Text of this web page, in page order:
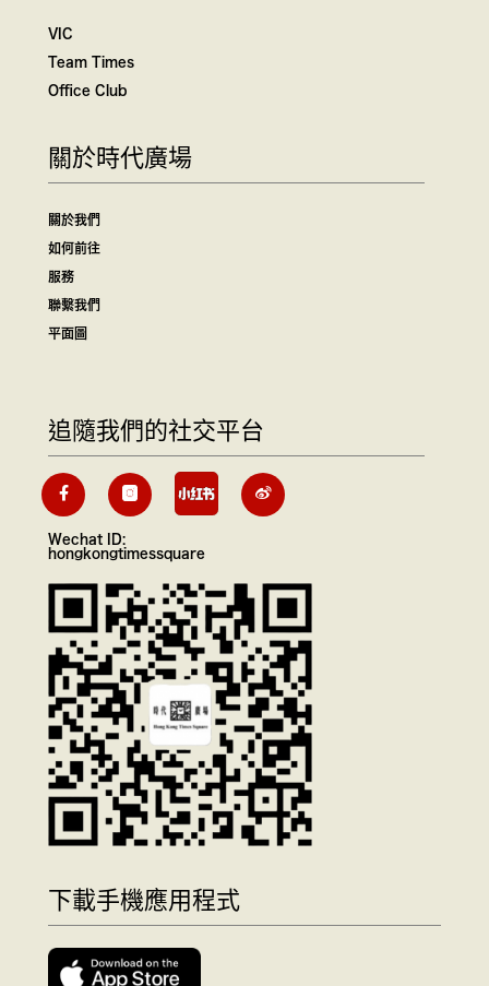
VIC
Team Times
Office Club
關於時代廣場
關於我們
如何前往
服務
聯繫我們
平面圖
追隨我們的社交平台
Wechat ID:
hongkongtimessquare
下載手機應用程式